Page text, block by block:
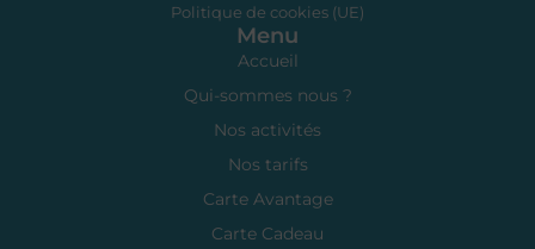
Menu
Accueil
Qui-sommes nous ?
Nos activités
Nos tarifs
Carte Avantage
Carte Cadeau
Politique de cookies (UE)